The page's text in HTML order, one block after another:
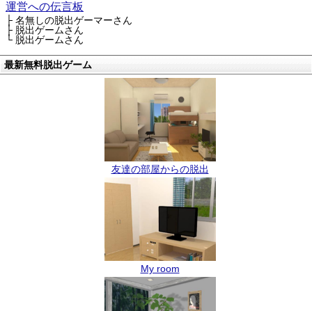
運営への伝言板
├ 名無しの脱出ゲーマーさん
├ 脱出ゲームさん
└ 脱出ゲームさん
最新無料脱出ゲーム
友達の部屋からの脱出
My room